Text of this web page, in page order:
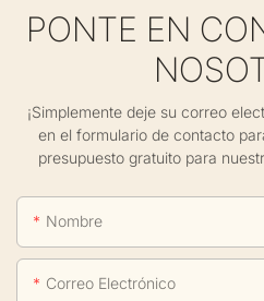
PONTE EN
¡Simplemente deje su correo
en el formulario de contacto
presupuesto gratuito para
Nombre
Correo Electrónico